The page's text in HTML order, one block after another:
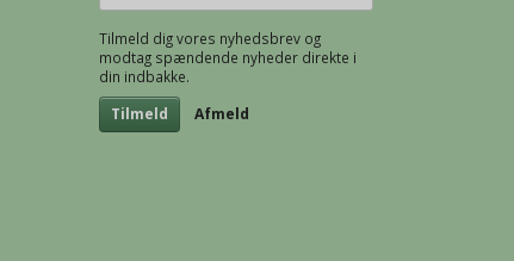
Tilmeld dig vores nyhedsbrev og
modtag spændende nyheder direkte i
din indbakke.
Tilmeld Afmeld